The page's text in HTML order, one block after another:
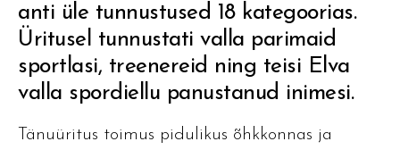
anti üle tunnustused 18 kategoorias.
Üritusel tunnustati valla parimaid
sportlasi, treenereid ning teisi Elva
valla spordiellu panustanud inimesi.
Tänuüritus toimus pidulikus õhkkonnas ja